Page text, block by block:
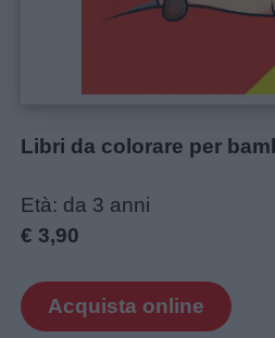
Libri da colorare per
Età: da 3 anni
€ 3,90
Acquista online